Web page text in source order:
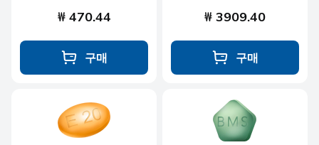
₩ 470.44
구매
₩ 3909.40
구매